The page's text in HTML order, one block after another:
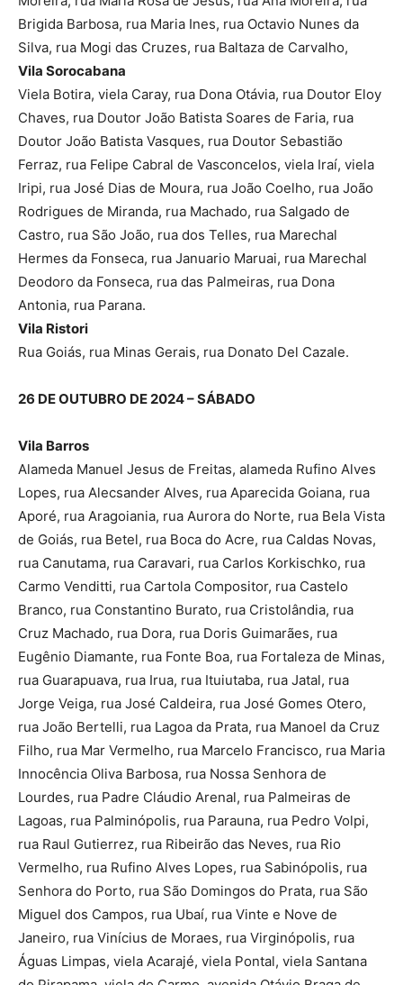
Brigida Barbosa, rua Maria Ines, rua Octavio Nunes da
Silva, rua Mogi das Cruzes, rua Baltaza de Carvalho,
Vila Sorocabana
Viela Botira, viela Caray, rua Dona Otávia, rua Doutor Eloy
Chaves, rua Doutor João Batista Soares de Faria, rua
Doutor João Batista Vasques, rua Doutor Sebastião
Ferraz, rua Felipe Cabral de Vasconcelos, viela Iraí, viela
Iripi, rua José Dias de Moura, rua João Coelho, rua João
Rodrigues de Miranda, rua Machado, rua Salgado de
Castro, rua São João, rua dos Telles, rua Marechal
Hermes da Fonseca, rua Januario Maruai, rua Marechal
Deodoro da Fonseca, rua das Palmeiras, rua Dona
Antonia, rua Parana.
Vila Ristori
Rua Goiás, rua Minas Gerais, rua Donato Del Cazale.
26 DE OUTUBRO DE 2024 – SÁBADO
Vila Barros
Alameda Manuel Jesus de Freitas, alameda Rufino Alves
Lopes, rua Alecsander Alves, rua Aparecida Goiana, rua
Aporé, rua Aragoiania, rua Aurora do Norte, rua Bela Vista
de Goiás, rua Betel, rua Boca do Acre, rua Caldas Novas,
rua Canutama, rua Caravari, rua Carlos Korkischko, rua
Carmo Venditti, rua Cartola Compositor, rua Castelo
Branco, rua Constantino Burato, rua Cristolândia, rua
Cruz Machado, rua Dora, rua Doris Guimarães, rua
Eugênio Diamante, rua Fonte Boa, rua Fortaleza de Minas,
rua Guarapuava, rua Irua, rua Ituiutaba, rua Jatal, rua
Jorge Veiga, rua José Caldeira, rua José Gomes Otero,
rua João Bertelli, rua Lagoa da Prata, rua Manoel da Cruz
Filho, rua Mar Vermelho, rua Marcelo Francisco, rua Maria
Innocência Oliva Barbosa, rua Nossa Senhora de
Lourdes, rua Padre Cláudio Arenal, rua Palmeiras de
Lagoas, rua Palminópolis, rua Parauna, rua Pedro Volpi,
rua Raul Gutierrez, rua Ribeirão das Neves, rua Rio
Vermelho, rua Rufino Alves Lopes, rua Sabinópolis, rua
Senhora do Porto, rua São Domingos do Prata, rua São
Miguel dos Campos, rua Ubaí, rua Vinte e Nove de
Janeiro, rua Vinícius de Moraes, rua Virginópolis, rua
Águas Limpas, viela Acarajé, viela Pontal, viela Santana